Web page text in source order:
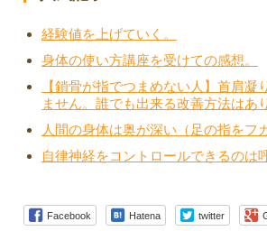
経験値を上げていく。
身体の使い方講座を受けての感想。
【鎖骨が指でつまめない人】首肩凝
ません。誰でも出来る改善方法はあ
人間の身体は奥が深い（足の指をフ
自律神経をコントロールできるのは
Facebook Hatena twitter